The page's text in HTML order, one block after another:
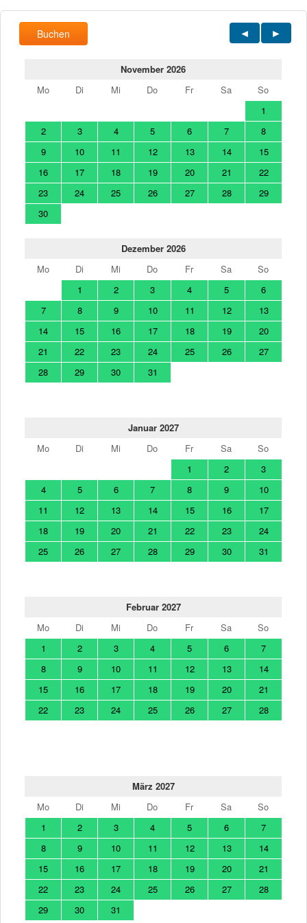
Buchen
November 2026
Mo
Di Mi Do Fr Sa
So
1
2
3 4 5 6 7
8
9
10 11 12 13 14
15
16
17 18 19 20 21
22
23
24 25 26 27 28
29
30
Dezember 2026
Mo
Di Mi Do Fr Sa
So
1
2 3 4 5
6
7
8 9 10 11 12
13
14
15 16 17 18 19
20
21
22 23 24 25 26
27
28
29 30 31
Januar 2027
Mo
Di Mi Do Fr Sa
So
1
2
3
4
5 6 7 8 9
10
11
12 13 14 15 16
17
18
19 20 21 22 23
24
25
26 27 28 29 30 31
Februar 2027
Mo
Di Mi Do Fr Sa
So
1
2 3 4 5 6
7
8
9 10 11 12 13
14
15
16 17 18 19 20
21
22
23 24 25 26 27 28
März 2027
Mo
Di Mi Do Fr Sa
So
1
2 3 4 5 6
7
8
9 10 11 12 13
14
15
16 17 18 19 20
21
22
23 24 25 26 27
28
29
30 31